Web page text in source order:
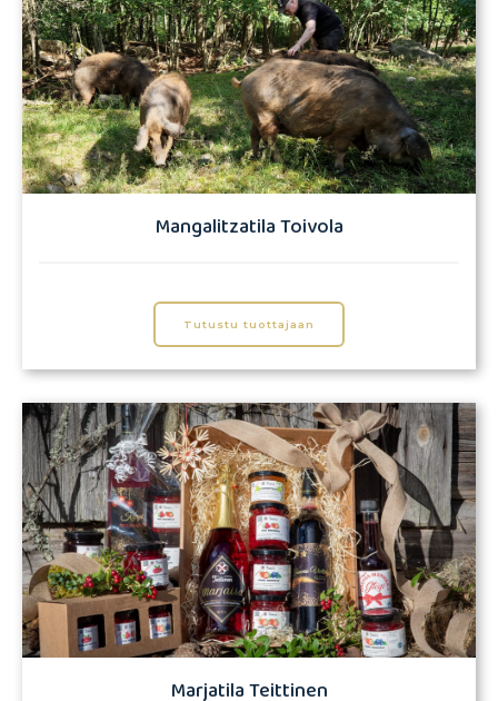
Mangalitzatila Toivola
Tutustu tuottajaan
Marjatila Teittinen